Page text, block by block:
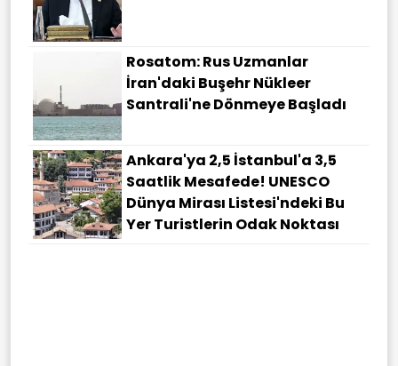
Rosatom: Rus Uzmanlar
İran'daki Buşehr Nükleer
Santrali'ne Dönmeye Başladı
Ankara'ya 2,5 İstanbul'a 3,5
Saatlik Mesafede! UNESCO
Dünya Mirası Listesi'ndeki Bu
Yer Turistlerin Odak Noktası